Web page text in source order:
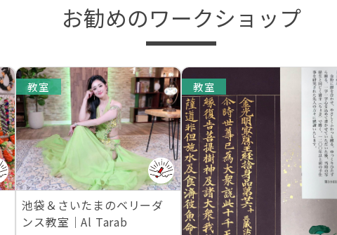
お勧めのワークショップ
教室
池袋＆さいたまのベリーダ
ンス教室｜Al Tarab
教室